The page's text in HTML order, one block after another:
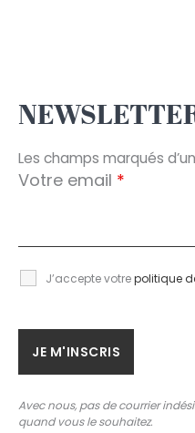
Les champs marqués d’un
Votre email *
J’accepte votrepolitique
Avec nous, pas de courrier
quand vous le souhaitez.